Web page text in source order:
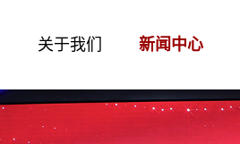
关于我们 新闻中心